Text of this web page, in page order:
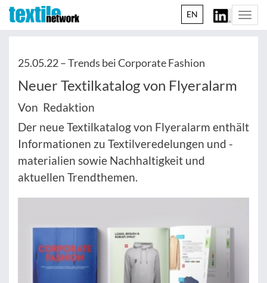
EN
25.05.22 –Trends bei Corporate Fashion
Neuer Textilkatalog von Flyeralarm
Von Redaktion
Der neue Textilkatalog von Flyeralarm enthält
Informationen zu Textilveredelungen und -
materialien sowie Nachhaltigkeit und
aktuellen Trendthemen.